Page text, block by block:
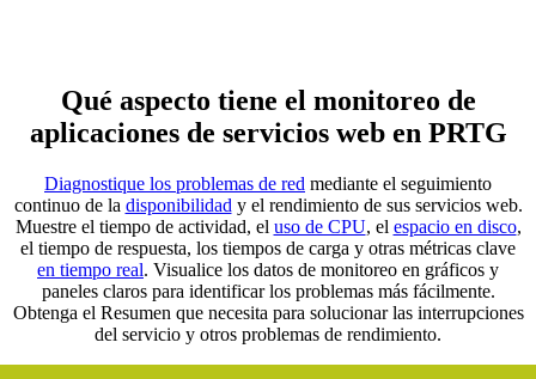
Qué aspecto tiene el monitoreo de
aplicaciones de servicios web en PRTG
Diagnostique los problemas de red mediante el seguimiento
continuo de la disponibilidad y el rendimiento de sus servicios web.
Muestre el tiempo de actividad, el uso de CPU, el espacio en disco,
el tiempo de respuesta, los tiempos de carga y otras métricas clave
en tiempo real. Visualice los datos de monitoreo en gráficos y
paneles claros para identificar los problemas más fácilmente.
Obtenga el Resumen que necesita para solucionar las interrupciones
del servicio y otros problemas de rendimiento.